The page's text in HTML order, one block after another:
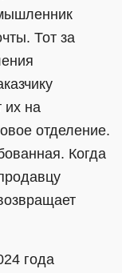
Тот за
их на
отделение.
Когда
года